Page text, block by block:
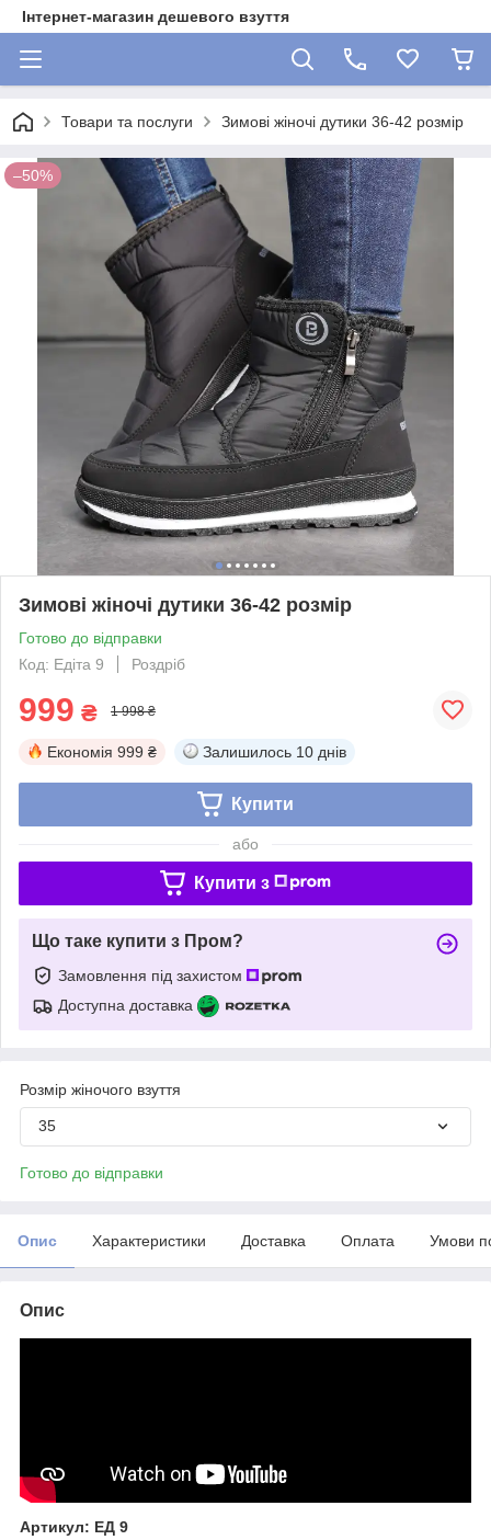
Інтернет-магазин дешевого взуття
Товари та послуги Зимові жіночі дутики 36-42 розмір
–50%
Зимові жіночі дутики 36-42 розмір
Готово до відправки
Код: Едіта 9
Роздріб
999 ₴ 1 998 ₴
Економія 999 ₴ Залишилось 10 днів
Купити
або
Купити з
Що таке купити з Пром?
Замовлення під захистом
Доступна доставка
Розмір жіночого взуття
35
Готово до відправки
Опис Характеристики Доставка Оплата Умови
Опис
Артикул: ЕД 9